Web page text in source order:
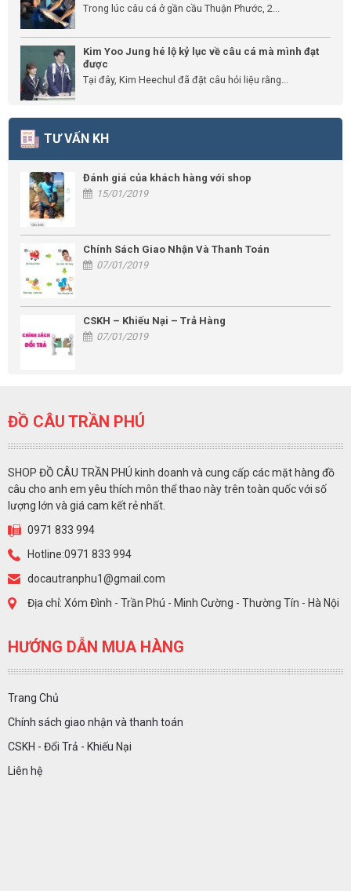
Trong lúc câu cá ở gần cầu Thuận Phước, 2...
Kim Yoo Jung hé lộ kỷ lục về câu cá mà mình đạt
được
Tại đây, Kim Heechul đã đặt câu hỏi liệu rằng...
TƯ VẤN KH
Đánh giá của khách hàng với shop
15/01/2019
Chính Sách Giao Nhận Và Thanh Toán
07/01/2019
CSKH – Khiếu Nại – Trả Hàng
07/01/2019
ĐỒ CÂU TRẦN PHÚ
SHOP ĐỒ CÂU TRẦN PHÚ kinh doanh và cung cấp các mặt hàng đồ
câu cho anh em yêu thích môn thể thao này trên toàn quốc với số
lượng lớn và giá cam kết rẻ nhất.
0971 833 994
Hotline:0971 833 994
docautranphu1@gmail.com
Địa chỉ: Xóm Đình - Trần Phú - Minh Cường - Thường Tín - Hà Nội
HƯỚNG DẪN MUA HÀNG
Trang Chủ
Chính sách giao nhận và thanh toán
CSKH - Đổi Trả - Khiếu Nại
Liên hệ